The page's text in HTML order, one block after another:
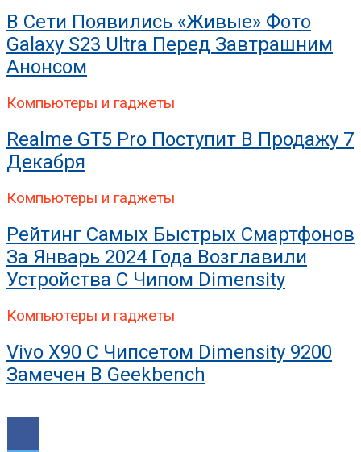
В Сети Появились «живые» Фото
Galaxy S23 Ultra Перед Завтрашним
Анонсом
Компьютеры и гаджеты
Realme GT5 Pro Поступит В Продажу 7
Декабря
Компьютеры и гаджеты
Рейтинг Самых Быстрых Смартфонов
За Январь 2024 Года Возглавили
Устройства С Чипом Dimensity
Компьютеры и гаджеты
Vivo X90 С Чипсетом Dimensity 9200
Замечен В Geekbench